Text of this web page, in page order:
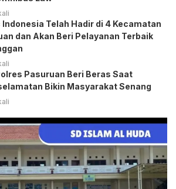
Indonesia Telah Hadir di 4 Kecamatan
dan Akan Beri Pelayanan Terbaik
Pasuruan Beri Beras Saat
Bikin Masyarakat Senang